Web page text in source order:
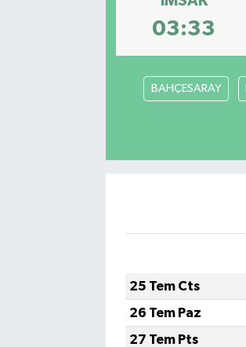
03:33
BAHÇESARAY
25 Tem Cts
26 Tem Paz
27 Tem Pts